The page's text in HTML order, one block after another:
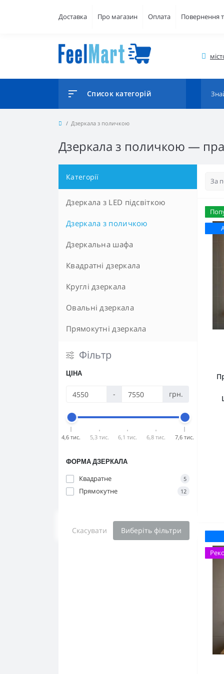
Доставка Про магазин Оплата Повернення
Список категорій
Дзеркала з поличкою
Дзеркала з поличкою —
Категорії
Дзеркала з LED підсвіткою
Дзеркала з поличкою
Дзеркальна шафа
Квадратні дзеркала
Круглі дзеркала
Овальні дзеркала
Прямокутні дзеркала
Фільтр
ЦІНА
- грн.
4,6 тис. 5,3 тис. 6,1 тис. 6,8 тис. 7,6 тис.
ФОРМА ДЗЕРКАЛА
Квадратне
5
Прямокутне 12
Скасувати Виберіть фільтри